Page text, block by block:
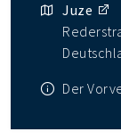
Juze
Der